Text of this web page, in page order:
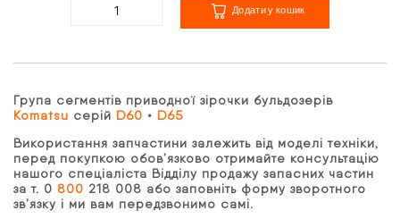
Додати у кошик
Група сегментів приводної зірочки бульдозерів
Komatsu серій D60 • D65
Використання запчастини залежить від моделі техніки,
перед покупкою обов’язково отримайте консультацію
нашого спеціаліста Відділу продажу запасних частин
за т. 0 800 218 008 або заповніть форму зворотного
зв’язку і ми вам передзвонимо самі.